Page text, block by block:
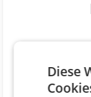
Telefonnummer
Diese